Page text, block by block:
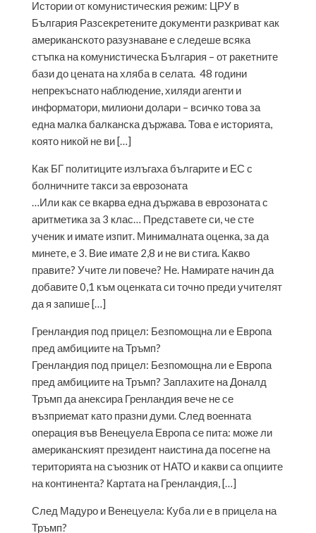
Истории от комунистическия режим: ЦРУ в
България Разсекретените документи разкриват как
американското разузнаване е следеше всяка
стъпка на комунистическа България – от ракетните
бази до цената на хляба в селата. 48 години
непрекъснато наблюдение, хиляди агенти и
информатори, милиони долари – всичко това за
една малка балканска държава. Това е историята,
която никой не ви […]
Как БГ политиците излъгаха българите и ЕС с
болничните такси за еврозоната
…Или как се вкарва една държава в еврозоната с
аритметика за 3 клас… Представете си, че сте
ученик и имате изпит. Минималната оценка, за да
минете, е 3. Вие имате 2,8 и не ви стига. Какво
правите? Учите ли повече? Не. Намирате начин да
добавите 0,1 към оценката си точно преди учителят
да я запише […]
Гренландия под прицел: Безпомощна ли е Европа
пред амбициите на Тръмп?
Гренландия под прицел: Безпомощна ли е Европа
пред амбициите на Тръмп? Заплахите на Доналд
Тръмп да анексира Гренландия вече не се
възприемат като празни думи. След военната
операция във Венецуела Европа се пита: може ли
американският президент наистина да посегне на
територията на съюзник от НАТО и какви са опциите
на континента? Картата на Гренландия, […]
След Мадуро и Венецуела: Куба ли е в прицела на
Тръмп?